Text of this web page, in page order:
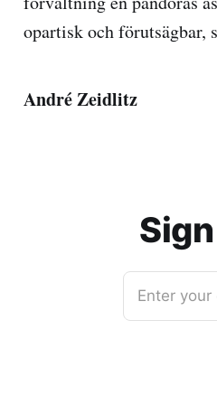
opartisk och
André Zeidlitz
Enter your